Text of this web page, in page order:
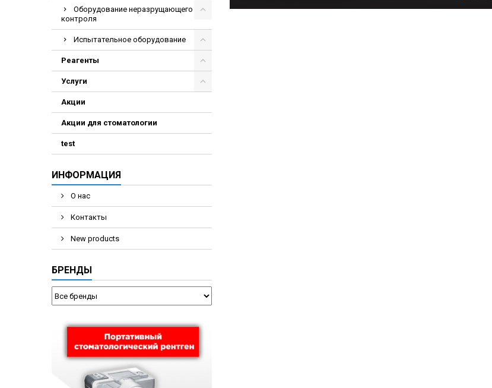
Оборудование неразрущающего
контроля
Испытательное оборудование
Реагенты
Услуги
Акции
Акции для стоматологии
test
ИНФОРМАЦИЯ
О нас
Контакты
New products
БРЕНДЫ